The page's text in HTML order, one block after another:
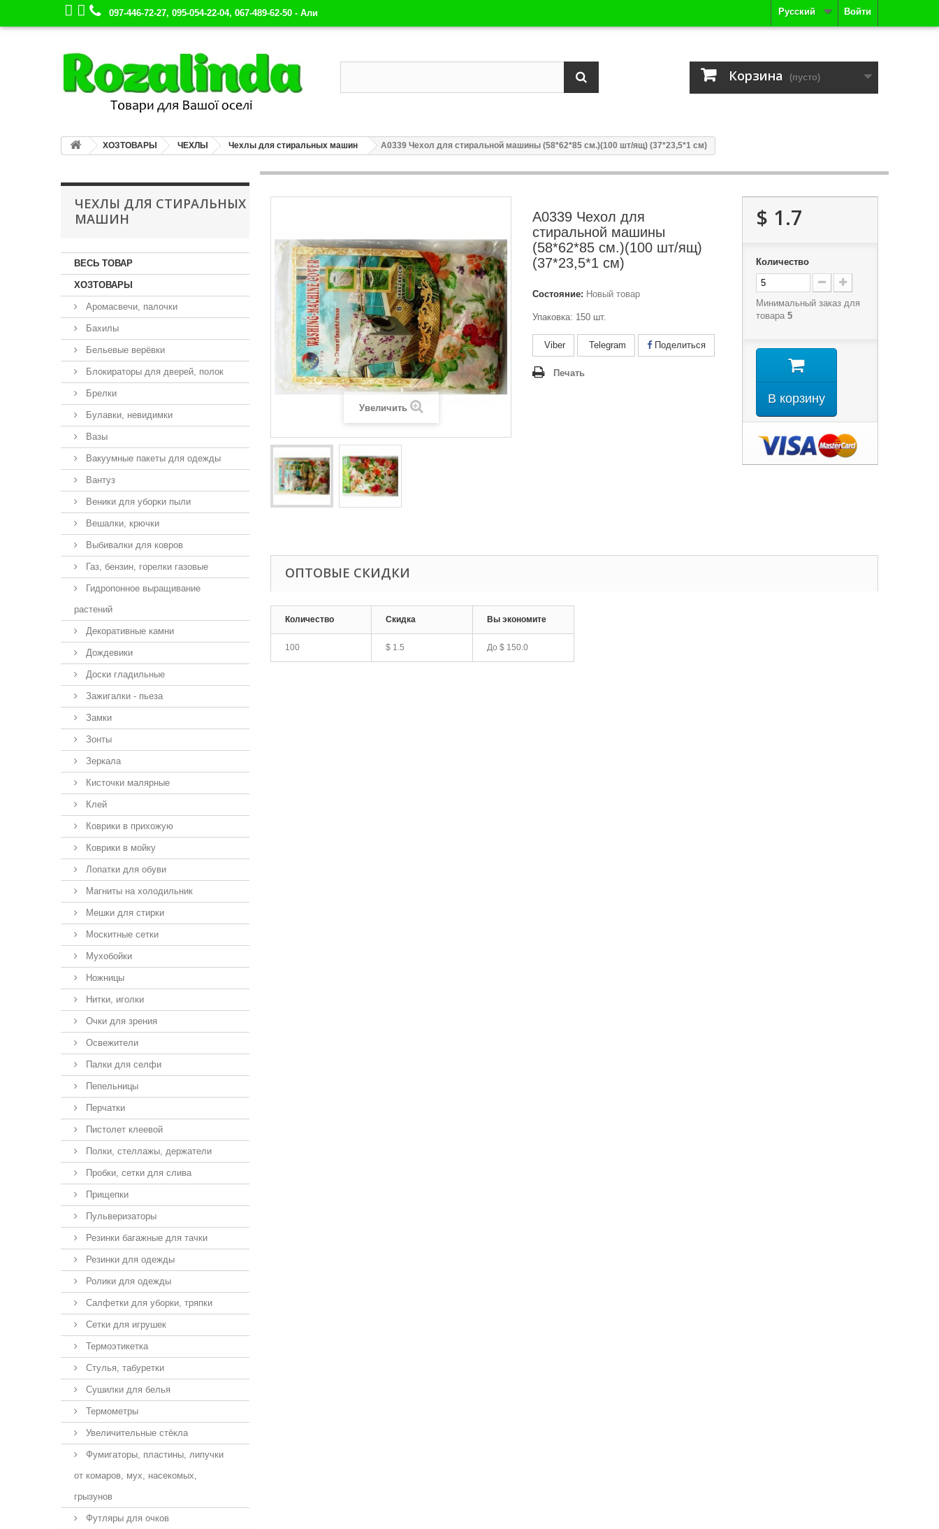
Войти
Русский
097-446-72-27, 095-054-22-04, 067-489-62-50 - Али
Корзина (пусто)
ХОЗТОВАРЫ ЧЕХЛЫ Чехлы для стиральных машин А0339 Чехол для стиральной машины (58*62*85 см.)(100 шт/ящ) (37*23,5*1 см)
ЧЕХЛЫ ДЛЯ СТИРАЛЬНЫХ
МАШИН
ВЕСЬ ТОВАР
ХОЗТОВАРЫ
Аромасвечи, палочки
Бахилы
Бельевые верёвки
Блокираторы для дверей, полок
Брелки
Булавки, невидимки
Вазы
Вакуумные пакеты для одежды
Вантуз
Веники для уборки пыли
Вешалки, крючки
Выбивалки для ковров
Газ, бензин, горелки газовые
Гидропонное выращивание
растений
Декоративные камни
Дождевики
Доски гладильные
Зажигалки - пьеза
Замки
Зонты
Зеркала
Кисточки малярные
Клей
Коврики в прихожую
Коврики в мойку
Лопатки для обуви
Магниты на холодильник
Мешки для стирки
Москитные сетки
Мухобойки
Ножницы
Нитки, иголки
Очки для зрения
Освежители
Палки для селфи
Пепельницы
Перчатки
Пистолет клеевой
Полки, стеллажы, держатели
Пробки, сетки для слива
Прищепки
Пульверизаторы
Резинки багажные для тачки
Резинки для одежды
Ролики для одежды
Салфетки для уборки, тряпки
Сетки для игрушек
Термоэтикетка
Стулья, табуретки
Сушилки для белья
Термометры
Увеличительные стёкла
Фумигаторы, пластины, липучки
от комаров, мух, насекомых,
грызунов
Футляры для очков
Увеличить
А0339 Чехол для
стиральной машины
(58*62*85 см.)(100 шт/ящ)
(37*23,5*1 см)
Состояние: Новый товар
Упаковка: 150 шт.
Viber Telegram Поделиться
Печать
$ 1.7
Количество
Минимальный заказ для
товара 5
В корзину
ОПТОВЫЕ СКИДКИ
Количество Скидка Вы экономите
100 $ 1.5 До $ 150.0